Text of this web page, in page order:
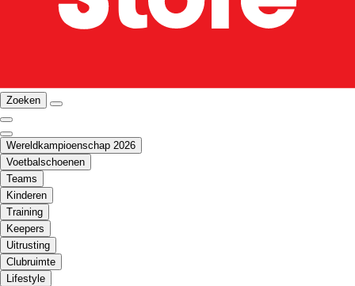
Zoeken
Wereldkampioenschap 2026
Voetbalschoenen
Teams
Kinderen
Training
Keepers
Uitrusting
Clubruimte
Lifestyle